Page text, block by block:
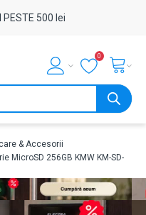
PESTE 500 lei
0
& Accesorii
MicroSD 256GB KMW KM-SD-